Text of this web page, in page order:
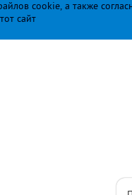
cookie, а также
сайт